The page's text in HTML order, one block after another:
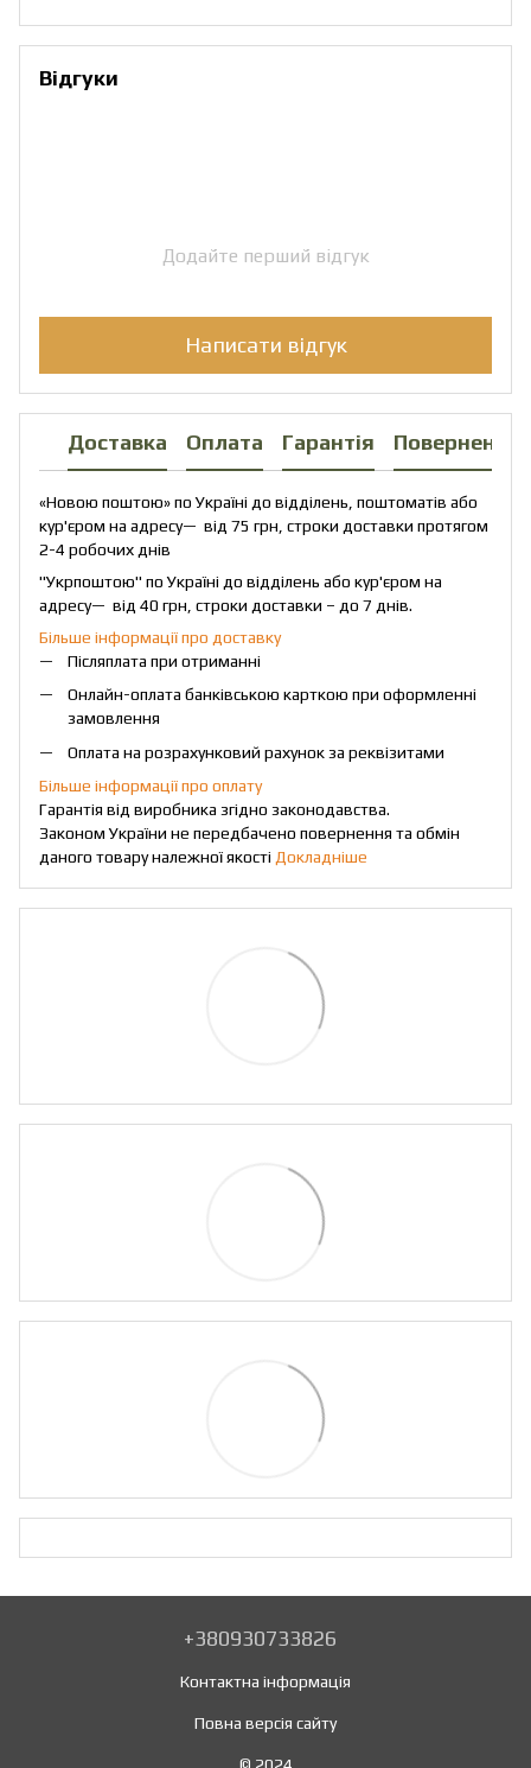
Відгуки
Додайте перший відгук
Написати відгук
Доставка Оплата Гарантія Повернення
«Новою поштою» по Україні до відділень, поштоматів або
кур'єром на адресу— від 75 грн, строки доставки протягом
2-4 робочих днів
"Укрпоштою" по Україні до відділень або кур'єром на
адресу— від 40 грн, строки доставки – до 7 днів.
Більше інформації про доставку
Післяплата при отриманні
Онлайн-оплата банківською карткою при оформленні
замовлення
Оплата на розрахунковий рахунок за реквізитами
Більше інформації про оплату
Гарантія від виробника згідно законодавства.
Законом України не передбачено повернення та обмін
даного товару належної якості Докладніше
+380930733826
Контактна інформація
Повна версія сайту